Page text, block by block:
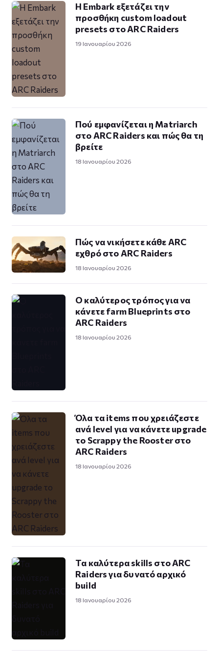
Η Embark εξετάζει την
προσθήκη custom loadout
presets στο ARC Raiders
19 Ιανουαρίου 2026
Πού εμφανίζεται η Matriarch
στο ARC Raiders και πώς θα τη
βρείτε
18 Ιανουαρίου 2026
Πώς να νικήσετε κάθε ARC
εχθρό στο ARC Raiders
18 Ιανουαρίου 2026
Ο καλύτερος τρόπος για να
κάνετε farm Blueprints στο
ARC Raiders
18 Ιανουαρίου 2026
Όλα τα items που χρειάζεστε
ανά level για να κάνετε upgrade
το Scrappy the Rooster στο
ARC Raiders
18 Ιανουαρίου 2026
Τα καλύτερα skills στο ARC
Raiders για δυνατό αρχικό
build
18 Ιανουαρίου 2026